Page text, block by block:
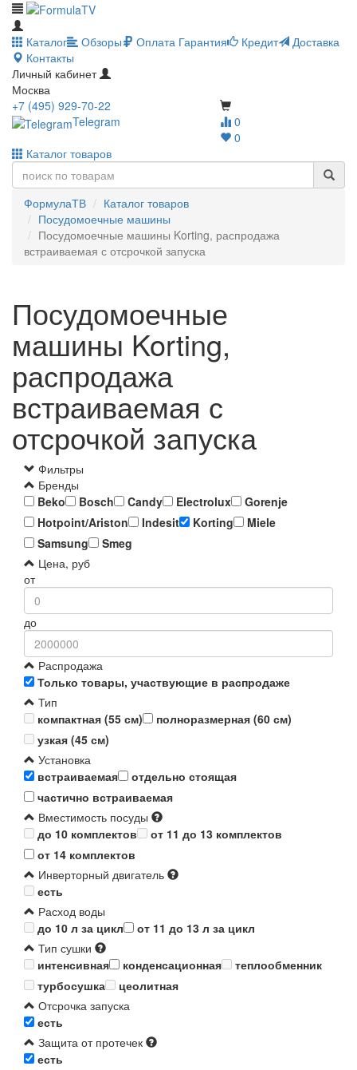
Каталог Обзоры Оплата Гарантия Кредит
Доставка
Контакты
Личный кабинет
Москва
0
0
+7 (495) 929-70-22
Telegram
Каталог товаров
ФормулаТВ
Каталог товаров
Посудомоечные машины
Посудомоечные машины Korting, распродажа
встраиваемая с отсрочкой запуска
Посудомоечные
машины Korting,
распродажа
встраиваемая с
отсрочкой запуска
Фильтры
Бренды
Beko
Bosch Candy Electrolux
Gorenje
Hotpoint/Ariston
Indesit Korting
Miele
Samsung
Smeg
Цена, руб
от
до
Распродажа
Только товары, участвующие в распродаже
Тип
компактная (55 см)
полноразмерная (60 см)
узкая (45 см)
Установка
встраиваемая
отдельно стоящая
частично встраиваемая
Вместимость посуды
до 10 комплектов
от 11 до 13 комплектов
от 14 комплектов
Инверторный двигатель
есть
Расход воды
до 10 л за цикл
от 11 до 13 л за цикл
Тип сушки
интенсивная
конденсационная
теплообменник
турбосушка
цеолитная
Отсрочка запуска
есть
Защита от протечек
есть